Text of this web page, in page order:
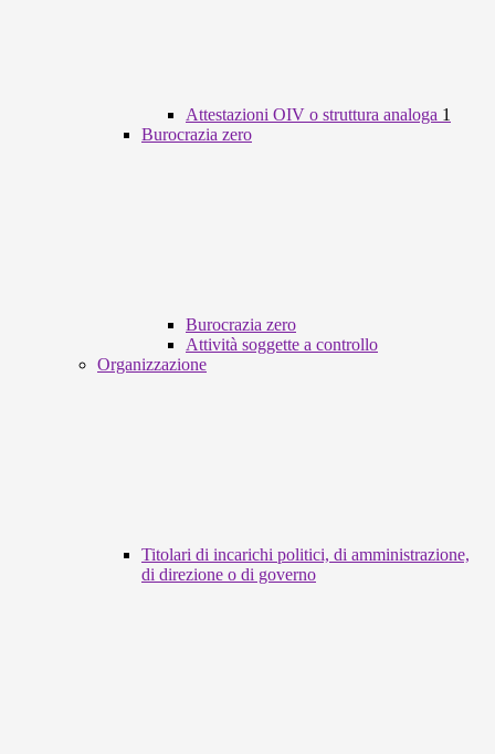
Attestazioni OIV o struttura analoga 1
Burocrazia zero
Burocrazia zero
Attività soggette a controllo
Organizzazione
Titolari di incarichi politici, di amministrazione,
di direzione o di governo